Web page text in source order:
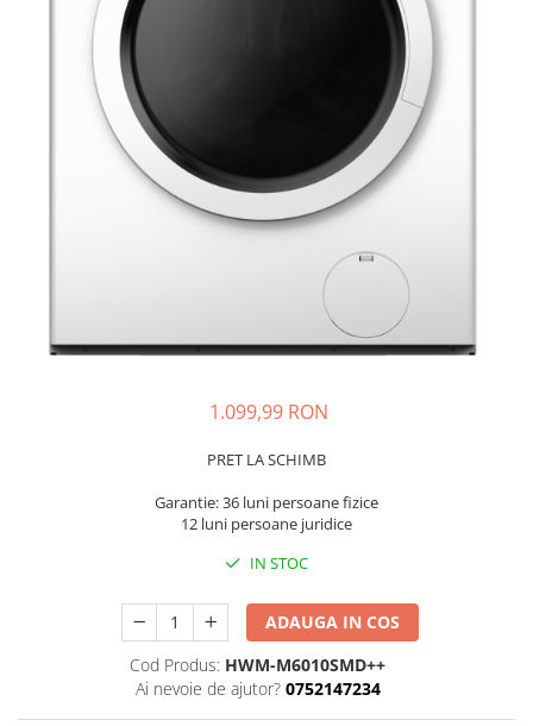
Dispozitive intare
Tastatura
Spray curatare
Produse Incorporabile
Plita incorporabila gaz
Cuptor incorporabil electric
Cabluri
cutie bijuteriie
Difuzor arome
1.099,99 RON
PRET LA SCHIMB
Garantie: 36 luni persoane fizice
12 luni persoane juridice
IN STOC
ADAUGA IN COS
Cod Produs: HWM-M6010SMD++
Ai nevoie de ajutor? 0752147234